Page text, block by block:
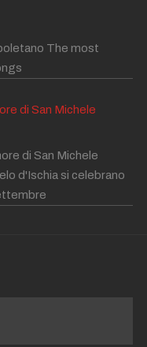
The most
di San Michele
di San Michele
d'Ischia si celebrano